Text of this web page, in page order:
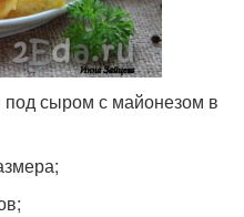
под сыром с майонезом в